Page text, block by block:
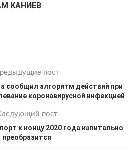
КАНИЕВ
пост
сообщил алгоритм действий при
коронавирусной инфекцией
пост
к концу 2020 года капитально
преобразится